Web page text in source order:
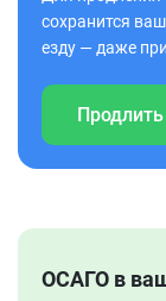
сохранится
езду — даже
ОСАГО в